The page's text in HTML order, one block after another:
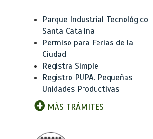
Parque Industrial Tecnológico
Santa Catalina
Permiso para Ferias de la
Ciudad
Registra Simple
Registro PUPA. Pequeñas
Unidades Productivas
MÁS TRÁMITES